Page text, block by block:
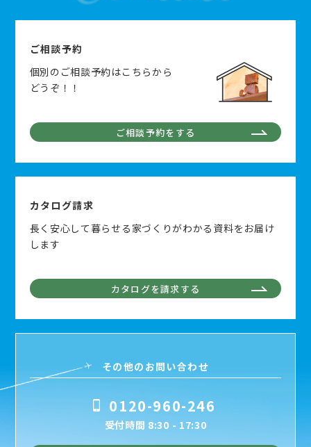
ご相談予約
個別のご相談予約はこちらから
どうぞ！！
ご相談予約をする
カタログ請求
長く安心して暮らせる家づくりがわかる資料をお届け
します
カタログを請求する
その他のお問い合わせ
0120-960-246
受付時間 8:30 - 17:30